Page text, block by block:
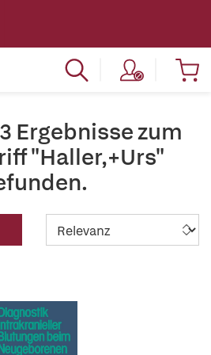
Ergebnisse zum
"Haller,+Urs"